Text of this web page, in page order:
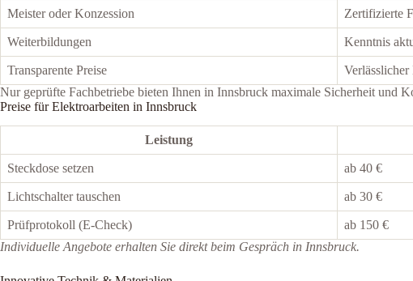
Meister oder Konzession Zertifizierte
Weiterbildungen Kenntnis
Transparente Preise
Nur geprüfte Fachbetriebe bieten Ihnen in Innsbruck maximale Sicherheit und
Preise für Elektroarbeiten in Innsbruck
Leistung
Steckdose setzen ab 40 €
Lichtschalter tauschen ab 30 €
Prüfprotokoll (E-Check)
ab 150 €
Individuelle Angebote erhalten Sie direkt beim Gespräch in Innsbruck.